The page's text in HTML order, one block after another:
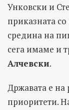
Унковски и
приказната со
средина на
сега имаме и
Алчевски.
Државата е на
приоритети.